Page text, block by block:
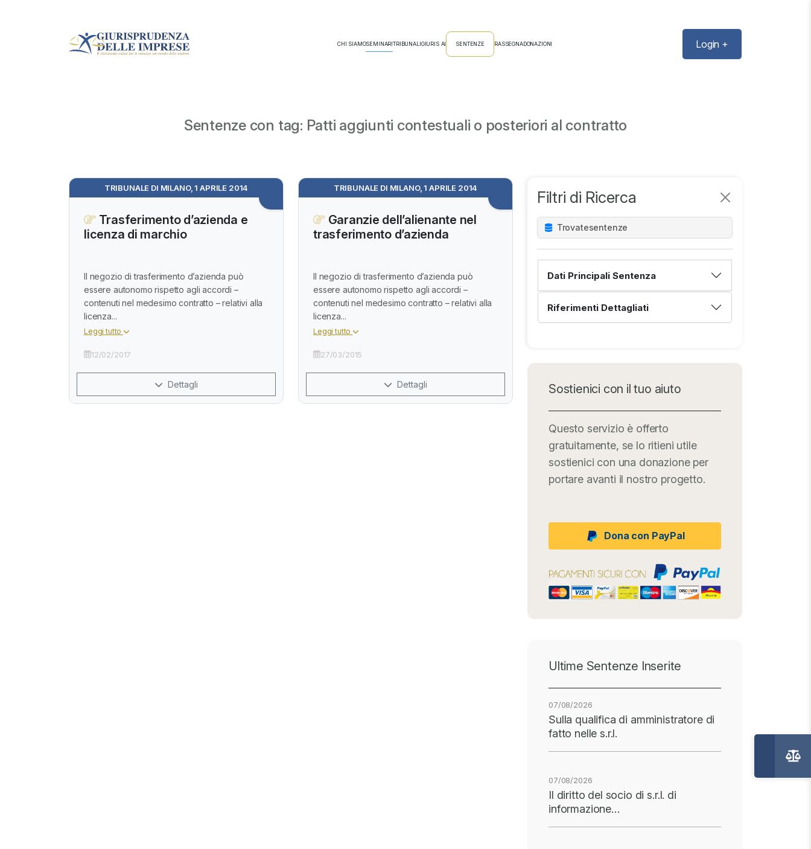
CHI SIAMOSEMINARITRIBUNALIGIURIS AI SENTENZE RASSEGNADONAZIONI Login +
Sentenze con tag: Patti aggiunti contestuali o posteriori al contratto
Filtri di Ricerca
Trovatesentenze
Dati Principali Sentenza
Riferimenti Dettagliati
Sostienici con il tuo aiuto
Questo servizio è offerto
gratuitamente, se lo ritieni utile
sostienici con una donazione per
portare avanti il nostro progetto.
Dona con PayPal
Ultime Sentenze Inserite
07/08/2026
Sulla qualifica di amministratore di
fatto nelle s.r.l.
07/08/2026
Il diritto del socio di s.r.l. di
informazione…
TRIBUNALE DI MILANO, 1 APRILE 2014
Trasferimento d’azienda e
licenza di marchio
Il negozio di trasferimento d’azienda può
essere autonomo rispetto agli accordi –
contenuti nel medesimo contratto – relativi alla
licenza...
Leggi tutto
12/02/2017
Dettagli
TRIBUNALE DI MILANO, 1 APRILE 2014
Garanzie dell’alienante nel
trasferimento d’azienda
Il negozio di trasferimento d’azienda può
essere autonomo rispetto agli accordi –
contenuti nel medesimo contratto – relativi alla
licenza...
Leggi tutto
27/03/2015
Dettagli